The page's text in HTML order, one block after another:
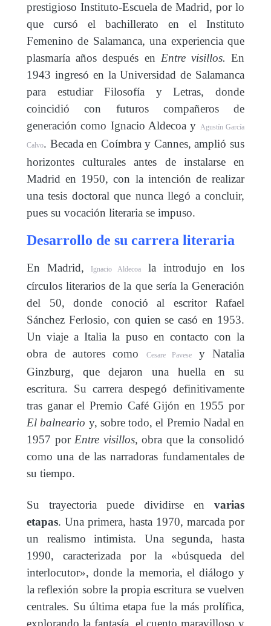
prestigioso Instituto-Escuela de Madrid, por lo
que cursó el bachillerato en el Instituto
Femenino de Salamanca, una experiencia que
plasmaría años después en Entre visillos. En
1943 ingresó en la Universidad de Salamanca
para estudiar Filosofía y Letras, donde
coincidió con futuros compañeros de
generación como Ignacio Aldecoa y Agustín García
Calvo. Becada en Coímbra y Cannes, amplió sus
horizontes culturales antes de instalarse en
Madrid en 1950, con la intención de realizar
una tesis doctoral que nunca llegó a concluir,
pues su vocación literaria se impuso.
Desarrollo de su carrera literaria
En Madrid, Ignacio Aldecoa
la introdujo en los
círculos literarios de la que sería la Generación
del 50, donde conoció al escritor Rafael
Sánchez Ferlosio, con quien se casó en 1953.
Un viaje a Italia la puso en contacto con la
obra de autores como
Cesare Pavesey Natalia
Ginzburg, que dejaron una huella en su
escritura. Su carrera despegó definitivamente
tras ganar el Premio Café Gijón en 1955 por
El balneario y, sobre todo, el Premio Nadal en
1957 porEntre visillos, obra que la consolidó
como una de las narradoras fundamentales de
su tiempo.
Su trayectoria puede dividirse en varias
etapas. Una primera, hasta 1970, marcada por
un realismo intimista. Una segunda, hasta
1990, caracterizada por la «búsqueda del
interlocutor», donde la memoria, el diálogo y
la reflexión sobre la propia escritura se vuelven
centrales. Su última etapa fue la más prolífica,